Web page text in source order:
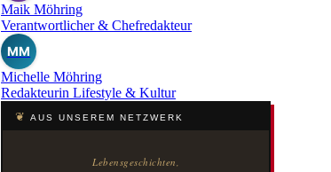
Maik Möhring
Verantwortlicher & Chefredakteur
MM
Michelle Möhring
Redakteurin Lifestyle & Kultur
❦ AUS UNSEREM NETZWERK
Lebensgeschichten,